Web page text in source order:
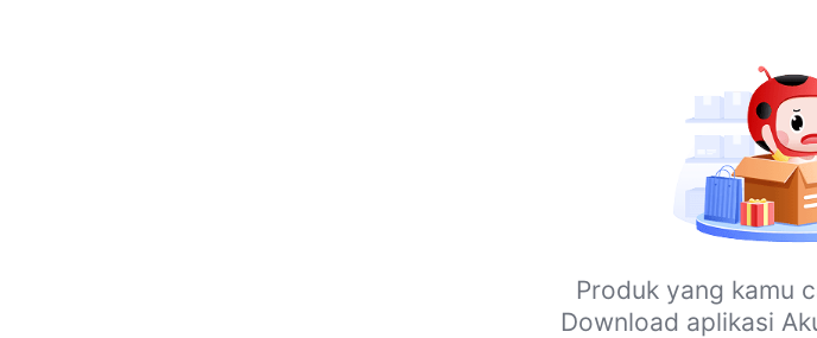
Produk yang kamu
Download aplikasi